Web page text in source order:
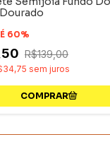
60%
R$139,00
sem juros